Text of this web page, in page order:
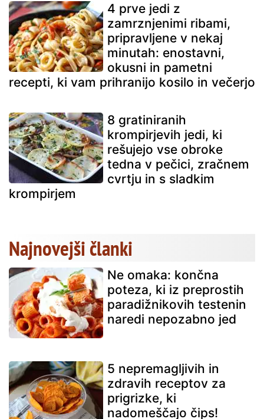
4 prve jedi z
zamrznjenimi ribami,
pripravljene v nekaj
minutah: enostavni,
okusni in pametni
recepti, ki vam prihranijo kosilo in večerjo
8 gratiniranih
krompirjevih jedi, ki
rešujejo vse obroke
tedna v pečici, zračnem
cvrtju in s sladkim
krompirjem
Najnovejši članki
Ne omaka: končna
poteza, ki iz preprostih
paradižnikovih testenin
naredi nepozabno jed
5 nepremagljivih in
zdravih receptov za
prigrizke, ki
nadomeščajo čips!